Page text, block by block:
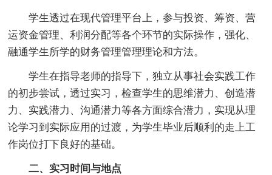
学生透过在现代管理平台上，参与投资、筹资、营
运资金管理、利润分配等各个环节的实际操作，强化、
融通学生所学的财务管理管理理论和方法。
学生在指导老师的指导下，独立从事社会实践工作
的初步尝试，透过实习，检查学生的思维潜力、创造潜
力、实践潜力、沟通潜力等各方面综合潜力，实现从理
论学习到实际应用的过渡，为学生毕业后顺利的走上工
作岗位打下良好的基础。
二、实习时间与地点